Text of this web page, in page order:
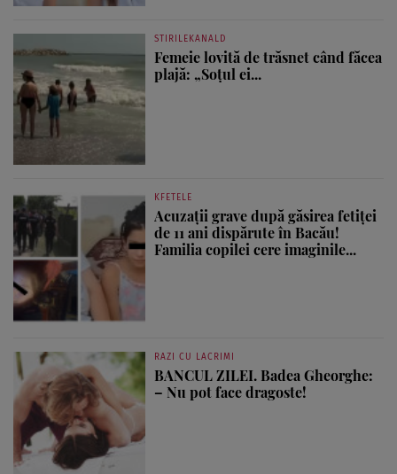
STIRILEKANALD
Femeie lovită de trăsnet când făcea
plajă: „Soțul ei...
KFETELE
Acuzații grave după găsirea fetiței
de 11 ani dispărute în Bacău!
Familia copilei cere imaginile...
RAZI CU LACRIMI
BANCUL ZILEI. Badea Gheorghe:
– Nu pot face dragoste!